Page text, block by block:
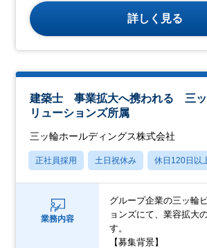
詳しく見る
建築士 事業拡大へ携われる 三ッ
リューションズ所属
三ッ輪ホールディングス株式会社
正社員採用 土日祝休み 休日120日以
業務内容
グループ企業の三ッ輪
ョンズにて、業容拡大
す。
【募集背景】